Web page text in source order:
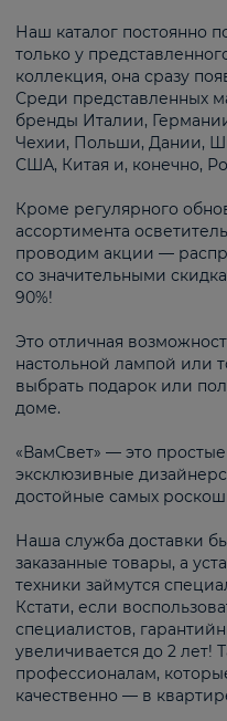
Наш каталог постоянно
только у
коллекция, она сразу
Среди представленных
бренды Италии,
Чехии, Польши, Дании,
США, Китая и, конечно,
Кроме регулярного
ассортимента
проводим акции —
со значительными
90%!
Это отличная
настольной лампой или
выбрать подарок или
доме.
«ВамСвет» — это
эксклюзивные
достойные самых
Наша служба доставки
заказанные товары, а
техники займутся
Кстати, если
специалистов,
увеличивается до 2 лет!
профессионалам,
качественно — в